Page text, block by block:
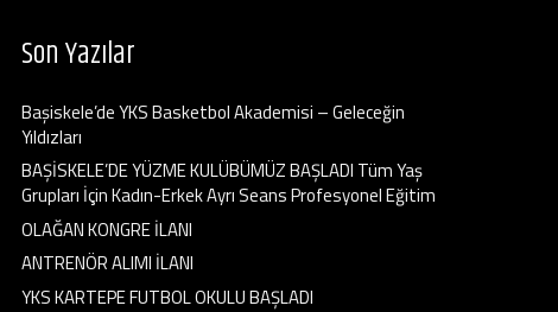
Son Yazılar
Başiskele’de YKS Basketbol Akademisi – Geleceğin
Yıldızları
BAŞİSKELE’DE YÜZME KULÜBÜMÜZ BAŞLADI Tüm Yaş
Grupları İçin Kadın-Erkek Ayrı Seans Profesyonel Eğitim
OLAĞAN KONGRE İLANI
ANTRENÖR ALIMI İLANI
YKS KARTEPE FUTBOL OKULU BAŞLADI